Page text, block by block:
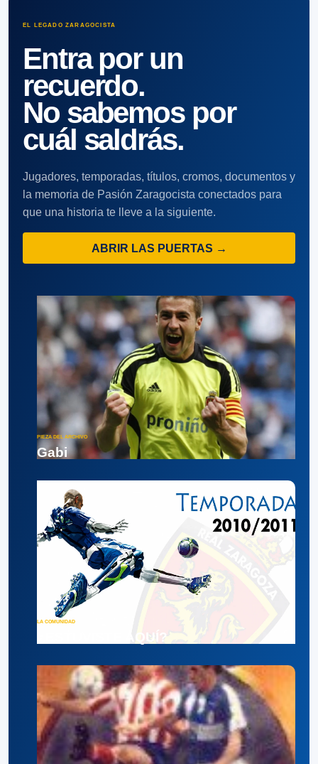
EL LEGADO ZARAGOCISTA
Entra por un
recuerdo.
No sabemos por
cuál saldrás.
Jugadores, temporadas, títulos, cromos, documentos y
la memoria de Pasión Zaragocista conectados para
que una historia te lleve a la siguiente.
ABRIR LAS PUERTAS →
PIEZA DEL ARCHIVO
Gabi
LA COMUNIDAD
¿ESTUVISTE AQUÍ?